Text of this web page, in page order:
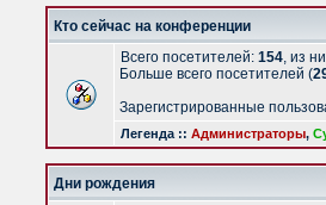
Кто сейчас на конференции
Всего посетителей: 154, из
Больше всего посетителей (
Зарегистрированные
Легенда :: Администраторы,
Дни рождения